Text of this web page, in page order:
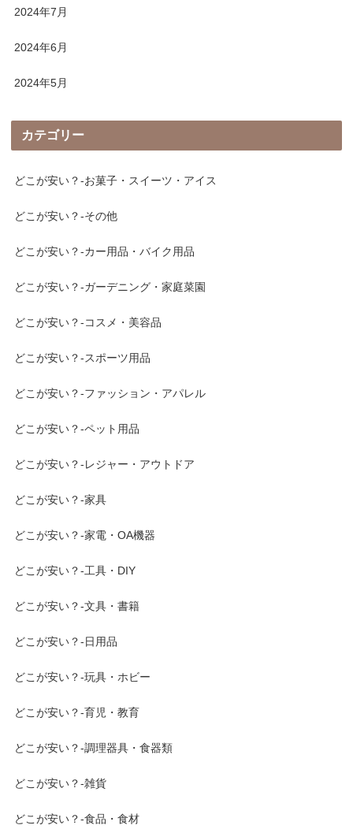
2024年7月
2024年6月
2024年5月
カテゴリー
どこが安い？-お菓子・スイーツ・アイス
どこが安い？-その他
どこが安い？-カー用品・バイク用品
どこが安い？-ガーデニング・家庭菜園
どこが安い？-コスメ・美容品
どこが安い？-スポーツ用品
どこが安い？-ファッション・アパレル
どこが安い？-ペット用品
どこが安い？-レジャー・アウトドア
どこが安い？-家具
どこが安い？-家電・OA機器
どこが安い？-工具・DIY
どこが安い？-文具・書籍
どこが安い？-日用品
どこが安い？-玩具・ホビー
どこが安い？-育児・教育
どこが安い？-調理器具・食器類
どこが安い？-雑貨
どこが安い？-食品・食材